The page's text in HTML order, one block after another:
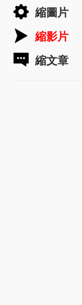
縮圖片
縮影片
縮文章